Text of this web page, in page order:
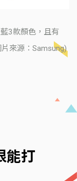
3款顏色，且有
來源：Samsung)
能打